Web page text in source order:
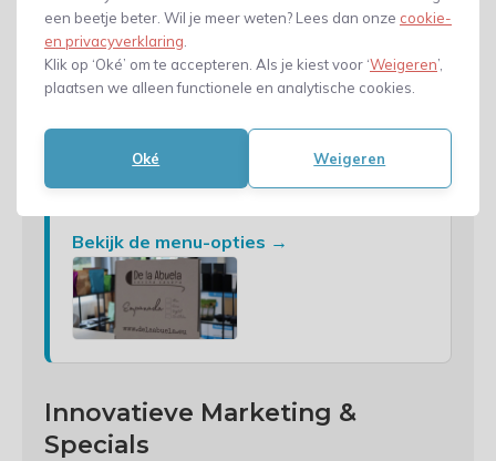
een beetje beter. Wil je meer weten? Lees dan onze cookie-
en privacyverklaring
Klik op ‘Oké’ om te accepteren. Als je kiest voor ‘Weigeren’,
plaatsen we alleen functionele en analytische cookies.
Oké Weigeren
"Dankzij digitale bedrukking kunnen wij onze
wisselende maandmenu's direct op de doos
laten printen. Met handige checkboxes kan de
doos zit, wat verwarring aan de kassa
voorkomt. We bestellen precies wat we nodig
hebben zonder onnodige voorraad."
Bekijk de menu-opties →
Innovatieve Marketing &
Specials